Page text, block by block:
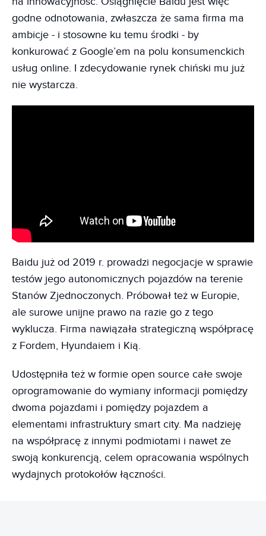
godne odnotowania, zwłaszcza że sama firma ma
ambicje - i stosowne ku temu środki - by
konkurować z Google’em na polu konsumenckich
usług online. I zdecydowanie rynek chiński mu już
nie wystarcza.
Baidu już od 2019 r. prowadzi negocjacje w sprawie
testów jego autonomicznych pojazdów na terenie
Stanów Zjednoczonych. Próbował też w Europie,
ale surowe unijne prawo na razie go z tego
wyklucza. Firma nawiązała strategiczną współpracę
z Fordem, Hyundaiem i Kią.
Udostępniła też w formie open source całe swoje
oprogramowanie do wymiany informacji pomiędzy
dwoma pojazdami i pomiędzy pojazdem a
elementami infrastruktury smart city. Ma nadzieję
na współpracę z innymi podmiotami i nawet ze
swoją konkurencją, celem opracowania wspólnych
wydajnych protokołów łączności.